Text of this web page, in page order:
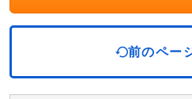
前のペー